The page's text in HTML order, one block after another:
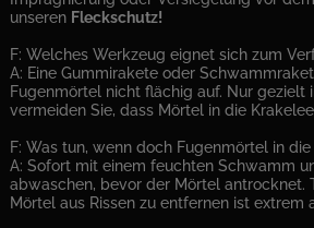
unseren Fleckschutz!
F: Welches Werkzeug eignet sich zum
A: Eine Gummirakete oder
Fugenmörtel nicht flächig auf. Nur gezielt
vermeiden Sie, dass Mörtel in die
F: Was tun, wenn doch Fugenmörtel in die
A: Sofort mit einem feuchten Schwamm
abwaschen, bevor der Mörtel antrocknet.
Mörtel aus Rissen zu entfernen ist extrem